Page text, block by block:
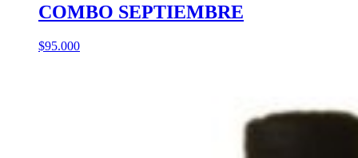
COMBO SEPTIEMBRE
$95.000